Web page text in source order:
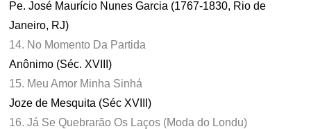
Pe. José Maurício Nunes Garcia (1767-1830, Rio de
Janeiro, RJ)
14. No Momento Da Partida
Anônimo (Séc. XVIII)
15. Meu Amor Minha Sinhá
Joze de Mesquita (Séc XVIII)
16. Já Se Quebrarão Os Laços (Moda do Londu)